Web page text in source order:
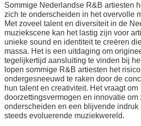
Sommige Nederlandse R&B artiesten
zich te onderscheiden in het overvolle
Met zoveel talent en diversiteit in de
muziekscene kan het lastig zijn voor
unieke sound en identiteit te creëren
massa. Het is een uitdaging om
tegelijkertijd aansluiting te vinden bij
lopen sommige R&B artiesten het
ondergesneeuwd te raken door de
hun talent en creativiteit. Het vraagt om
doorzettingsvermogen en innovatie om
onderscheiden en een blijvende indruk
steeds evoluerende muziekwereld.